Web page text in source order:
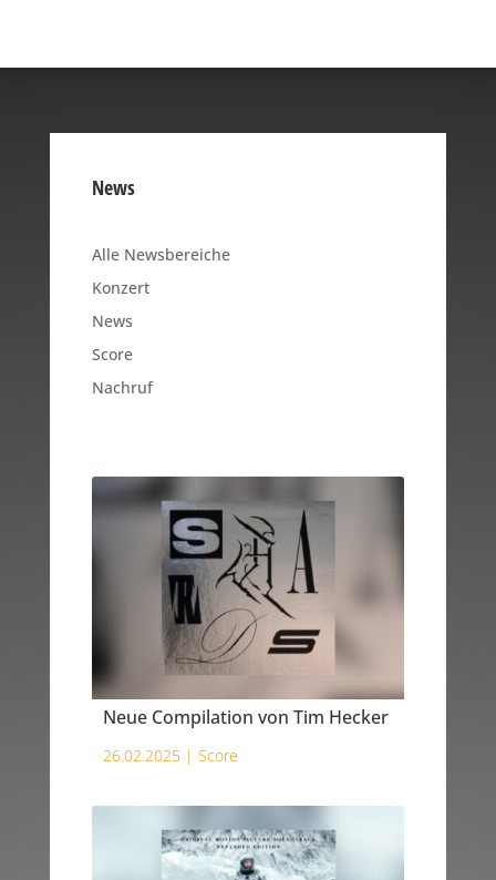
News
Alle Newsbereiche
Konzert
News
Score
Nachruf
Neue Compilation von Tim Hecker
26.02.2025 | Score